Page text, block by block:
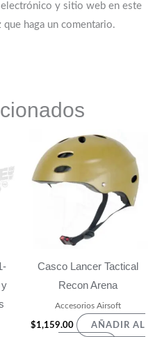
y sitio web en este
que haga un comentario.
y
Casco Lancer Tactical
Recon Arena
Accesorios Airsoft
$1,159.00 AÑADIR AL